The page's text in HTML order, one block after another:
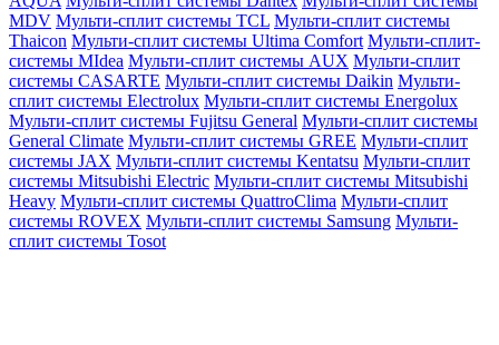
MDV Мульти-сплит системы TCL Мульти-сплит системы
Thaicon Мульти-сплит системы Ultima Comfort Мульти-сплит-
системы MIdea Мульти-сплит системы AUX Мульти-сплит
системы CASARTE Мульти-сплит системы Daikin Мульти-
сплит системы Electrolux Мульти-сплит системы Energolux
Мульти-сплит системы Fujitsu General Мульти-сплит системы
General Climate Мульти-сплит системы GREE Мульти-сплит
системы JAX Мульти-сплит системы Kentatsu Мульти-сплит
системы Mitsubishi Electric Мульти-сплит системы Mitsubishi
Heavy Мульти-сплит системы QuattroClima Мульти-сплит
системы ROVEX Мульти-сплит системы Samsung Мульти-
сплит системы Tosot